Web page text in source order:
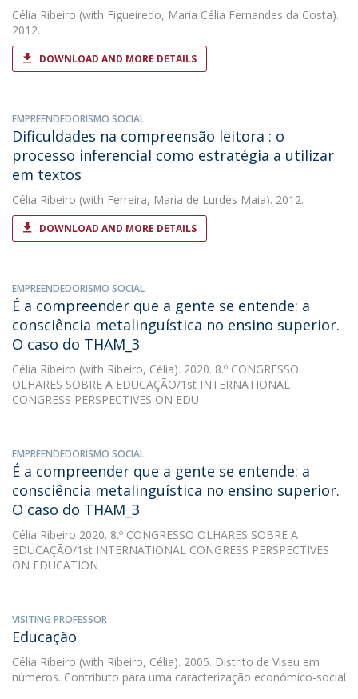
Célia Ribeiro (with Figueiredo, Maria Célia Fernandes da Costa).
2012.
DOWNLOAD AND MORE DETAILS
EMPREENDEDORISMO SOCIAL
Dificuldades na compreensão leitora : o
processo inferencial como estratégia a utilizar
em textos
Célia Ribeiro (with Ferreira, Maria de Lurdes Maia). 2012.
DOWNLOAD AND MORE DETAILS
EMPREENDEDORISMO SOCIAL
É a compreender que a gente se entende: a
consciência metalinguística no ensino superior.
O caso do THAM_3
Célia Ribeiro (with Ribeiro, Célia). 2020. 8.º CONGRESSO
OLHARES SOBRE A EDUCAÇÃO/1st INTERNATIONAL
CONGRESS PERSPECTIVES ON EDU
EMPREENDEDORISMO SOCIAL
É a compreender que a gente se entende: a
consciência metalinguística no ensino superior.
O caso do THAM_3
Célia Ribeiro 2020. 8.º CONGRESSO OLHARES SOBRE A
EDUCAÇÃO/1st INTERNATIONAL CONGRESS PERSPECTIVES
ON EDUCATION
VISITING PROFESSOR
Educação
Célia Ribeiro (with Ribeiro, Célia). 2005. Distrito de Viseu em
números. Contributo para uma caracterização económico-social